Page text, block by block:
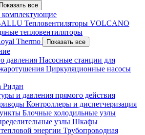
Показать все
комплектующие
Тепловентиляторы VOLCANO
тепловентиляторы
Thermo
Показать все
давления Насосные станции для
Циркуляционные насосы
Ридан
и давления прямого действия
Контроллеры и диспетчеризация
Блочные холодильные узлы
узлы Шкафы
энергии Трубопроводная